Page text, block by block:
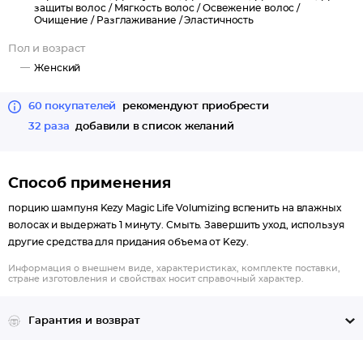
защиты волос / Мягкость волос /Освежение волос /
Очищение / Разглаживание /Эластичность
Пол и возраст
Женский
60 покупателей
рекомендуют приобрести
32 раза
добавили в список желаний
Способ применения
порцию шампуня Kezy Magic Life Volumizing вспенить на влажных
волосах и выдержать 1 минуту. Смыть. Завершить уход, используя
другие средства для придания объема от Kezy.
Информация о внешнем виде, характеристиках, комплекте поставки,
стране изготовления и свойствах носит справочный характер.
Гарантия и возврат